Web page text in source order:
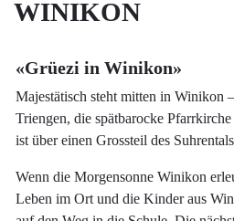
WINIKON
«Grüezi in Winikon»
Majestätisch steht mitten in Winikon
Triengen, die spätbarocke
ist über einen Grossteil des
Wenn die Morgensonne Winikon
Leben im Ort und die Kinder aus